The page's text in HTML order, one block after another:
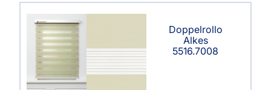
Doppelrollo
Alkes
5516.7008